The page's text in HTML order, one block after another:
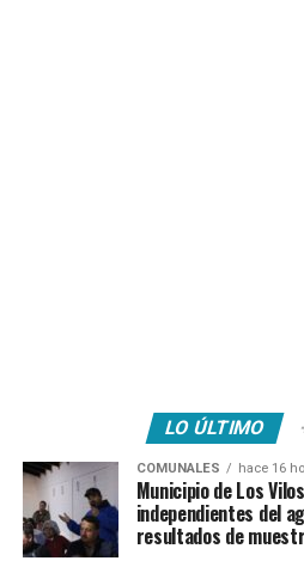
LO ÚLTIMO
COMUNALES hace 16
Municipio de Los
independientes del
resultados de